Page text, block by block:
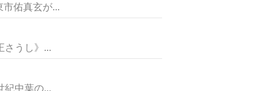
佑真玄が...
うし》...
中葉の...